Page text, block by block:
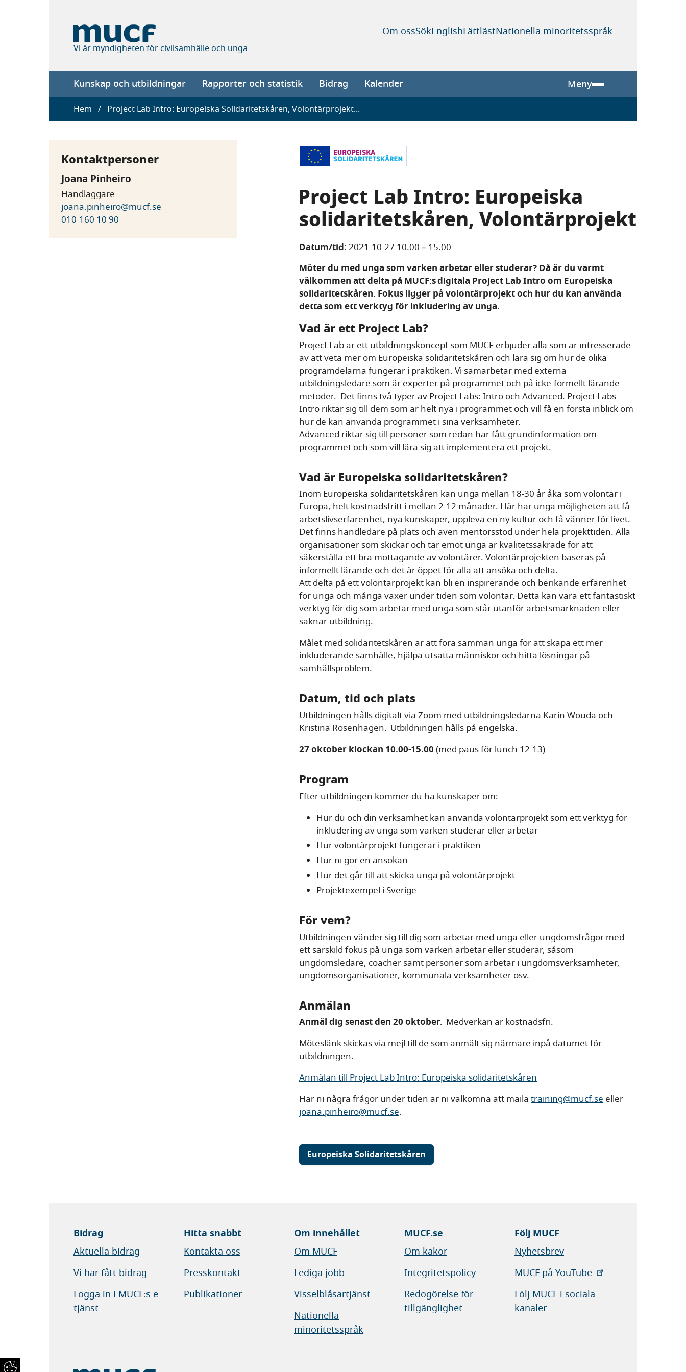
Vi är myndigheten för civilsamhälle och unga
Om ossSökEnglishLättlästNationella minoritetsspråk
Main
navigation
Kunskap och utbildningar Rapporter och statistik Bidrag Kalender Meny
Länkstig
Hem Project Lab Intro: Europeiska Solidaritetskåren, Volontärprojekt...
Kontaktpersoner
Joana Pinheiro
Handläggare
joana.pinheiro@mucf.se
010-160 10 90
Project Lab Intro: Europeiska
solidaritetskåren, Volontärprojekt
Datum/tid: 2021-10-27 10.00 – 15.00
Möter du med unga som varken arbetar eller studerar? Då är du varmt
välkommen att delta på MUCF:s digitala Project Lab Intro om Europeiska
solidaritetskåren. Fokus ligger på volontärprojekt och hur du kan använda
detta som ett verktyg för inkludering av unga.
Vad är ett Project Lab?
Project Lab är ett utbildningskoncept som MUCF erbjuder alla som är intresserade
av att veta mer om Europeiska solidaritetskåren och lära sig om hur de olika
programdelarna fungerar i praktiken. Vi samarbetar med externa
utbildningsledare som är experter på programmet och på icke-formellt lärande
metoder. Det finns två typer av Project Labs: Intro och Advanced. Project Labs
Intro riktar sig till dem som är helt nya i programmet och vill få en första inblick om
hur de kan använda programmet i sina verksamheter.
Advanced riktar sig till personer som redan har fått grundinformation om
programmet och som vill lära sig att implementera ett projekt.
Vad är Europeiska solidaritetskåren?
Inom Europeiska solidaritetskåren kan unga mellan 18-30 år åka som volontär i
Europa, helt kostnadsfritt i mellan 2-12 månader. Här har unga möjligheten att få
arbetslivserfarenhet, nya kunskaper, uppleva en ny kultur och få vänner för livet.
Det finns handledare på plats och även mentorsstöd under hela projekttiden. Alla
organisationer som skickar och tar emot unga är kvalitetssäkrade för att
säkerställa ett bra mottagande av volontärer. Volontärprojekten baseras på
informellt lärande och det är öppet för alla att ansöka och delta.
Att delta på ett volontärprojekt kan bli en inspirerande och berikande erfarenhet
för unga och många växer under tiden som volontär. Detta kan vara ett fantastiskt
verktyg för dig som arbetar med unga som står utanför arbetsmarknaden eller
saknar utbildning.
Målet med solidaritetskåren är att föra samman unga för att skapa ett mer
inkluderande samhälle, hjälpa utsatta människor och hitta lösningar på
samhällsproblem.
Datum, tid och plats
Utbildningen hålls digitalt via Zoom med utbildningsledarna Karin Wouda och
Kristina Rosenhagen. Utbildningen hålls på engelska.
27 oktober klockan 10.00-15.00 (med paus för lunch 12-13)
Program
Efter utbildningen kommer du ha kunskaper om:
Hur du och din verksamhet kan använda volontärprojekt som ett verktyg för
inkludering av unga som varken studerar eller arbetar
Hur volontärprojekt fungerar i praktiken
Hur ni gör en ansökan
Hur det går till att skicka unga på volontärprojekt
Projektexempel i Sverige
För vem?
Utbildningen vänder sig till dig som arbetar med unga eller ungdomsfrågor med
ett särskild fokus på unga som varken arbetar eller studerar, såsom
ungdomsledare, coacher samt personer som arbetar i ungdomsverksamheter,
ungdomsorganisationer, kommunala verksamheter osv.
Anmälan
Anmäl dig senast den 20 oktober. Medverkan är kostnadsfri.
Möteslänk skickas via mejl till de som anmält sig närmare inpå datumet för
utbildningen.
Anmälan till Project Lab Intro: Europeiska solidaritetskåren
Har ni några frågor under tiden är ni välkomna att maila training@mucf.se eller
joana.pinheiro@mucf.se.
Europeiska Solidaritetskåren
Bidrag
Aktuella bidrag
Vi har fått bidrag
Logga in i MUCF:s e-
tjänst
Hitta snabbt
Kontakta oss
Presskontakt
Publikationer
Om innehållet
Om MUCF
Lediga jobb
Visselblåsartjänst
Nationella
minoritetsspråk
MUCF.se
Om kakor
Integritetspolicy
Redogörelse för
tillgänglighet
Följ MUCF
Nyhetsbrev
MUCF på YouTube
Följ MUCF i sociala
kanaler